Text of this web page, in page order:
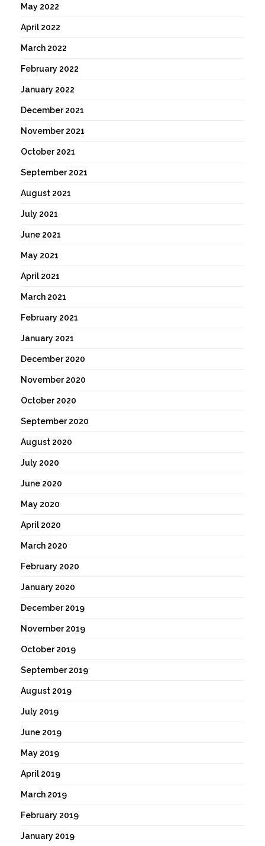
May 2022
April 2022
March 2022
February 2022
January 2022
December 2021
November 2021
October 2021
September 2021
August 2021
July 2021
June 2021
May 2021
April 2021
March 2021
February 2021
January 2021
December 2020
November 2020
October 2020
September 2020
August 2020
July 2020
June 2020
May 2020
April 2020
March 2020
February 2020
January 2020
December 2019
November 2019
October 2019
September 2019
August 2019
July 2019
June 2019
May 2019
April 2019
March 2019
February 2019
January 2019